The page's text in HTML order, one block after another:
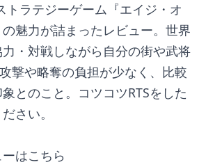
ラテジーゲーム『エイジ・オ
魅力が詰まったレビュー。世界
・対戦しながら自分の街や武将
撃や略奪の負担が少なく、比較
とのこと。コツコツRTSをした
さい。
はこちら